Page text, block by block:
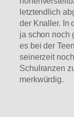
letztendlich
der Knaller. In
ja schon noch
es bei der
seinerzeit
Schulranzen
merkwürdig.